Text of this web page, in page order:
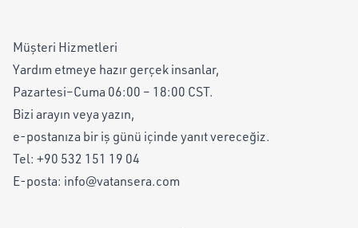
Müşteri Hizmetleri
Yardım etmeye hazır gerçek insanlar,
Pazartesi–Cuma 06:00 – 18:00 CST.
Bizi arayın veya yazın,
e-postanıza bir iş günü içinde yanıt vereceğiz.
Tel: +90 532 151 19 04
E-posta: info@vatansera.com